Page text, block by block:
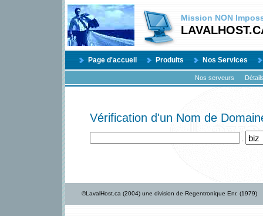
Mission NON
Page d'accueil Produits Nos Services
Nos serveurs
Vérification d'un Nom de
©LavalHost.ca (2004) une division de Regentronique Enr. (1979)